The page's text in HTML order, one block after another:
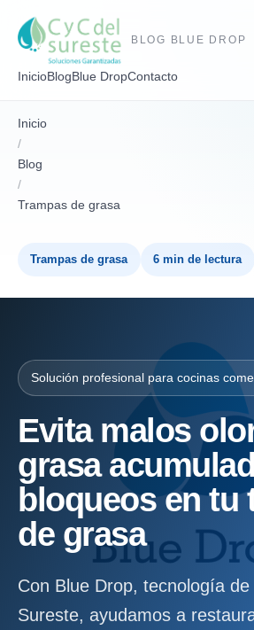
BLOG BLUE DROP
InicioBlogBlue DropContacto
Inicio
/
Blog
/
Trampas de grasa
Trampas de grasa 6 min de lectura
Solución profesional para cocinas
Evita malos
grasa
bloqueos en tu
de grasa
Con Blue Drop, tecnología de
Sureste, ayudamos a